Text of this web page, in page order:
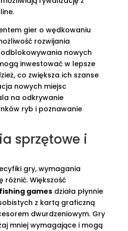
gier o wędkowaniu
rozwijania
nowych
inwestować w lepsze
co zwiększa ich szanse
nowych miejsc
na odkrywanie
ryb i poznawanie
sprzętowe i
gry, wymagania
różnić. Większość
gamesdziała płynnie
z kartą graficzną
dwurdzeniowym. Gry
mniej wymagające i mogą